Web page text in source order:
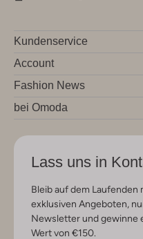
Kundenservice
Account
Fashion News
bei Omoda
Lass uns in
Bleib auf dem
exklusiven Angeboten,
Newsletter und gewinne
Wert von €150.